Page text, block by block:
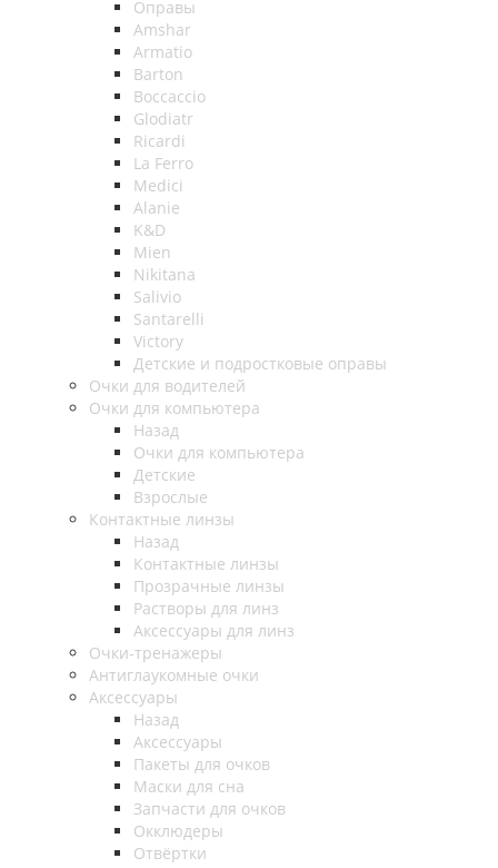
Оправы
Amshar
Armatio
Barton
Boccaccio
Glodiatr
Ricardi
La Ferro
Medici
Alanie
K&D
Mien
Nikitana
Salivio
Santarelli
Victory
Детские и подростковые оправы
Очки для водителей
Очки для компьютера
Назад
Очки для компьютера
Детские
Взрослые
Контактные линзы
Назад
Контактные линзы
Прозрачные линзы
Растворы для линз
Аксессуары для линз
Очки-тренажеры
Антиглаукомные очки
Аксессуары
Назад
Аксессуары
Пакеты для очков
Маски для сна
Запчасти для очков
Окклюдеры
Отвёртки